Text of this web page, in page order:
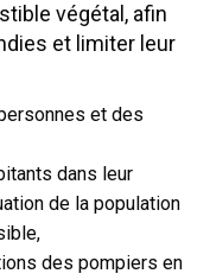
végétal, afin
et limiter leur
et des
dans leur
de la population
des pompiers en